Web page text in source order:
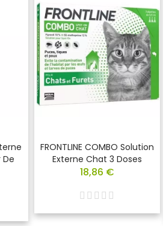
De
FRONTLINE COMBO Solution
Externe Chat 3 Doses
18,86 €